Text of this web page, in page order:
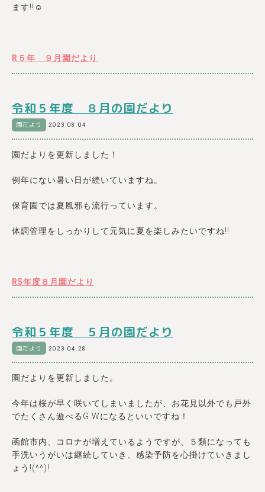
ます!!☺
R５年 ９月園だより
令和５年度 ８月の園だより
園だより 2023.08.04
園だよりを更新しました！
例年にない暑い日が続いていますね。
保育園では夏風邪も流行っています。
体調管理をしっかりして元気に夏を楽しみたいですね!!
R5年度８月園だより
令和５年度 ５月の園だより
園だより 2023.04.28
園だよりを更新しました。
今年は桜が早く咲いてしまいましたが、お花見以外でも戸外
でたくさん遊べるG.Wになるといいですね！
函館市内、コロナが増えているようですが、５類になっても
手洗いうがいは継続していき、感染予防を心掛けていきまし
ょう!(^^)!